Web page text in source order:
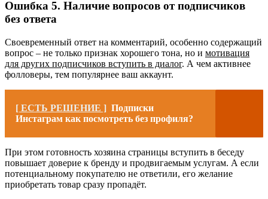
Ошибка 5. Наличие вопросов от подписчиков
без ответа
Своевременный ответ на комментарий, особенно содержащий
вопрос – не только признак хорошего тона, но и мотивация
для других подписчиков вступить в диалог. А чем активнее
фолловеры, тем популярнее ваш аккаунт.
[ ЕСТЬ РЕШЕНИЕ ] Подписки
Инстаграм как посмотреть без профиля?
При этом готовность хозяина страницы вступить в беседу
повышает доверие к бренду и продвигаемым услугам. А если
потенциальному покупателю не ответили, его желание
приобретать товар сразу пропадёт.